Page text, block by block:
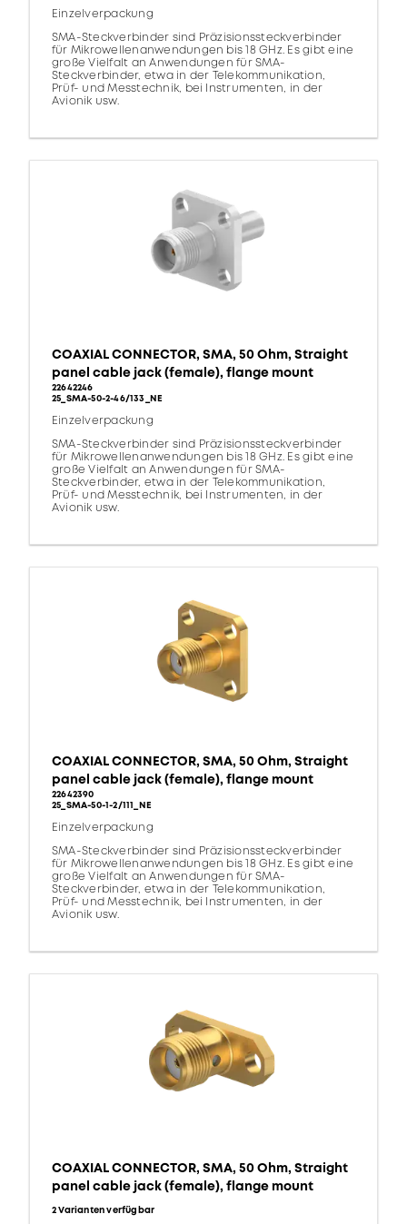
Einzelverpackung
SMA-Steckverbinder sind Präzisionssteckverbinder
für Mikrowellenanwendungen bis 18 GHz. Es gibt eine
große Vielfalt an Anwendungen für SMA-
Steckverbinder, etwa in der Telekommunikation,
Prüf- und Messtechnik, bei Instrumenten, in der
Avionik usw.
COAXIAL CONNECTOR, SMA, 50 Ohm, Straight
panel cable jack (female), flange mount
22642246
25_SMA-50-2-46/133_NE
Einzelverpackung
SMA-Steckverbinder sind Präzisionssteckverbinder
für Mikrowellenanwendungen bis 18 GHz. Es gibt eine
große Vielfalt an Anwendungen für SMA-
Steckverbinder, etwa in der Telekommunikation,
Prüf- und Messtechnik, bei Instrumenten, in der
Avionik usw.
COAXIAL CONNECTOR, SMA, 50 Ohm, Straight
panel cable jack (female), flange mount
22642390
25_SMA-50-1-2/111_NE
Einzelverpackung
SMA-Steckverbinder sind Präzisionssteckverbinder
für Mikrowellenanwendungen bis 18 GHz. Es gibt eine
große Vielfalt an Anwendungen für SMA-
Steckverbinder, etwa in der Telekommunikation,
Prüf- und Messtechnik, bei Instrumenten, in der
Avionik usw.
COAXIAL CONNECTOR, SMA, 50 Ohm, Straight
panel cable jack (female), flange mount
2 Varianten verfügbar